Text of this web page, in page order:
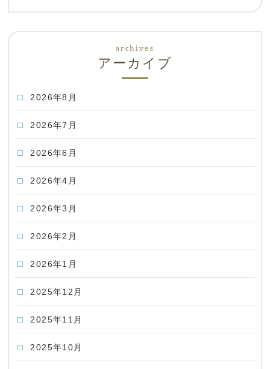
アーカイブ
2026年8月
2026年7月
2026年6月
2026年4月
2026年3月
2026年2月
2026年1月
2025年12月
2025年11月
2025年10月